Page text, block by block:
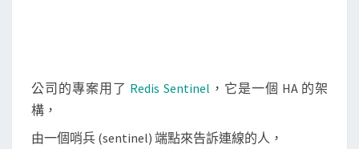
i
S
公司的專案用了 Redis Sentinel ，它是一個 HA 的架
構，
由一個哨兵 (sentinel) 端點來告訴連線的人，